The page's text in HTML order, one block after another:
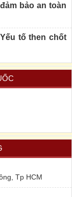
bảo an toàn
tố then chốt
Tp HCM